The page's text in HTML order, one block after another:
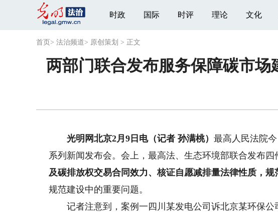
时政 国际 时评 理论 文化
首页 > 法治频道> 原创策划 > 正文
两部门联合发布服务保障碳市
光明网北京2月9日电（记者 孙满桃）最高人民法院
系列新闻发布会。会上，最高法、生态环境部联合发布
及碳排放权交易合同效力、核证自愿减排量法律性质，
规范建设中的重要问题。
记者注意到，案例一四川某发电公司诉北京某环保公